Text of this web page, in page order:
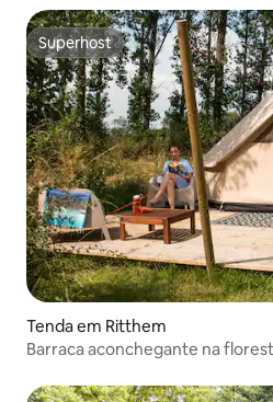
Superhost
Superhost
Tenda em Ritthem
Barraca aconchegante na